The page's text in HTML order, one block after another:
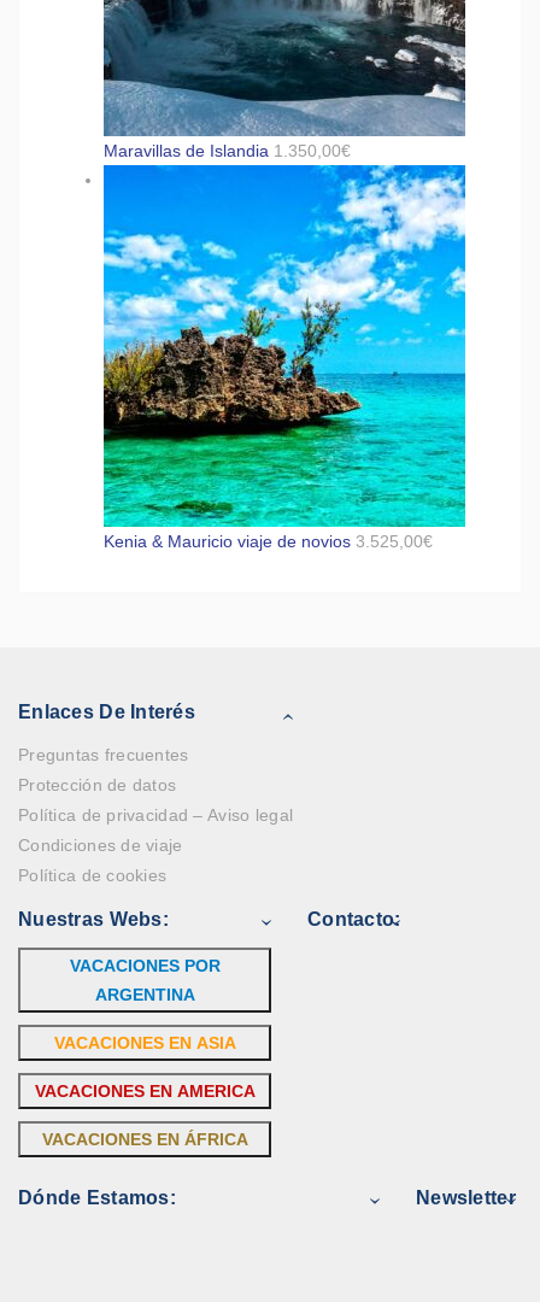
Maravillas de Islandia 1.350,00€
Kenia & Mauricio viaje de novios 3.525,00€
Enlaces De Interés
Preguntas frecuentes
Protección de datos
Política de privacidad – Aviso legal
Condiciones de viaje
Política de cookies
Nuestras Webs:
VACACIONES POR
ARGENTINA
VACACIONES EN ASIA
VACACIONES EN AMERICA
VACACIONES EN ÁFRICA
Contacto:
Dónde Estamos: Newsletter